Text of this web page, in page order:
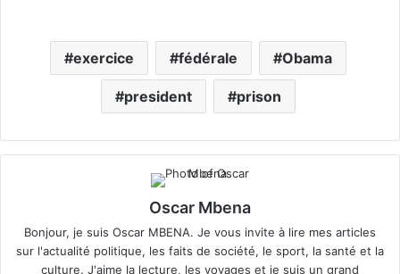
exercice fédérale Obama
president prison
Oscar Mbena
Bonjour, je suis Oscar MBENA. Je vous invite à lire mes articles
sur l'actualité politique, les faits de société, le sport, la santé et la
culture. J'aime la lecture, les voyages et je suis un grand